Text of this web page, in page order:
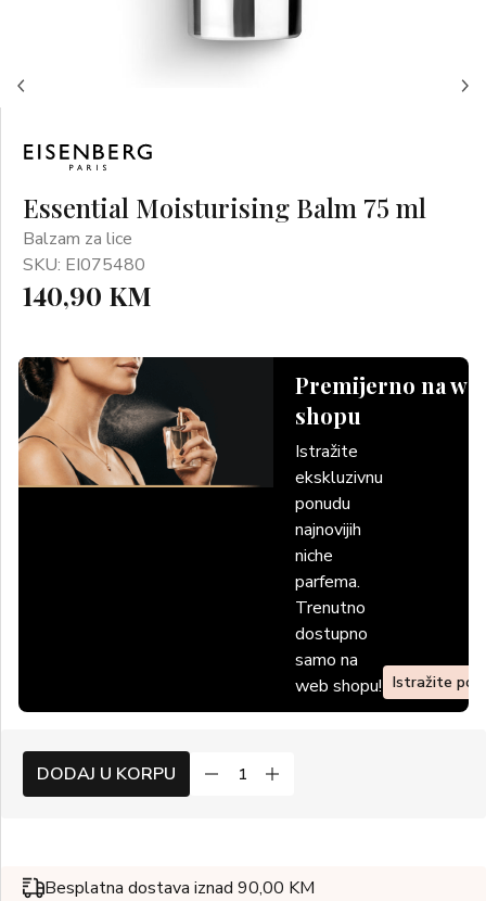
Essential Moisturising Balm 75 ml
Balzam za lice
SKU: EI075480
140,90 KM
Premijerno na
shopu
Istražite
ekskluzivnu
ponudu
najnovijih
niche
parfema.
Trenutno
dostupno
samo na
web shopu! Istražite
DODAJ U KORPU
Besplatna dostava iznad 90,00 KM